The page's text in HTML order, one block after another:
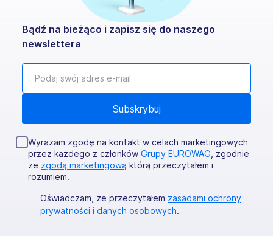
Bądź na bieżąco i zapisz się do naszego
newslettera
Wyrażam zgodę na kontakt w celach marketingowych
przez każdego z członków Grupy EUROWAG , zgodnie
ze zgodą marketingową którą przeczytałem i
rozumiem.
Oświadczam, że przeczytałem zasadami ochrony
prywatności i danych osobowych.